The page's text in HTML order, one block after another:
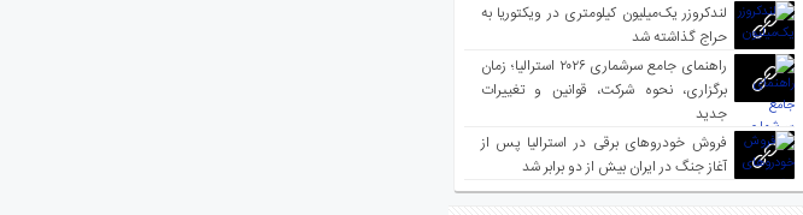
لندکروزر یک‌میلیون کیلومتری در ویکتوریا به
حراج گذاشته شد
راهنمای جامع سرشماری ۲۰۲۶ استرالیا؛ زمان
برگزاری، نحوه شرکت، قوانین و تغییرات
جدید
فروش خودروهای برقی در استرالیا پس از
آغاز جنگ در ایران بیش از دو برابر شد